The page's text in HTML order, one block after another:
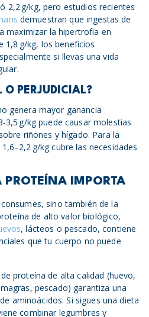
2,2 g/kg, pero estudios recientes
demuestran que ingestas de
maximizar la hipertrofia en
1,8 g/kg, los beneficios
si llevas una vida
O PERJUDICIAL?
genera mayor ganancia
g/kg puede causar molestias
riñones y hígado. Para la
g/kg cubre las necesidades
PROTEÍNA IMPORTA
sino también de la
de alto valor biológico,
, lácteos o pescado, contiene
que tu cuerpo no puede
proteína de alta calidad (huevo,
pescado) garantiza una
aminoácidos. Si sigues una dieta
combinar legumbres y